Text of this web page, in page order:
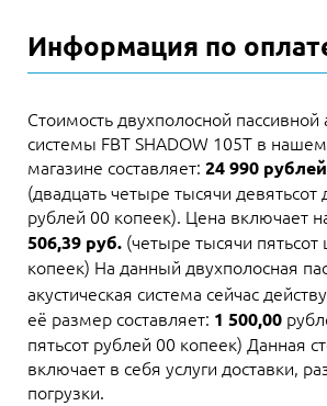
Информация по
Стоимость двухполосной пассивной
системы FBT SHADOW 105T в
магазине составляет: 24 990
(двадцать четыре тысячи девятьсот
рублей 00 копеек). Цена включает
506,39 руб. (четыре тысячи
копеек) На данный двухполосная
акустическая система сейчас
её размер составляет: 1 500,00
пятьсот рублей 00 копеек) Данная
включает в себя услуги доставки,
погрузки.